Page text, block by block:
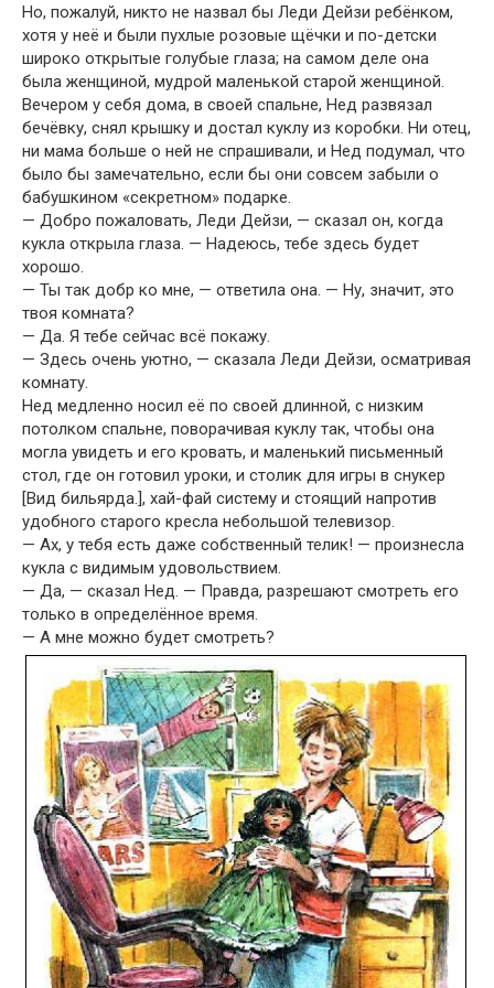
Но, пожалуй, никто не назвал бы Леди Дейзи ребёнком,
хотя у неё и были пухлые розовые щёчки и по-детски
широко открытые голубые глаза; на самом деле она
была женщиной, мудрой маленькой старой женщиной.
Вечером у себя дома, в своей спальне, Нед развязал
бечёвку, снял крышку и достал куклу из коробки. Ни отец,
ни мама больше о ней не спрашивали, и Нед подумал, что
было бы замечательно, если бы они совсем забыли о
бабушкином «секретном» подарке.
— Добро пожаловать, Леди Дейзи, — сказал он, когда
кукла открыла глаза. — Надеюсь, тебе здесь будет
хорошо.
— Ты так добр ко мне, — ответила она. — Ну, значит, это
твоя комната?
— Да. Я тебе сейчас всё покажу.
— Здесь очень уютно, — сказала Леди Дейзи, осматривая
комнату.
Нед медленно носил её по своей длинной, с низким
потолком спальне, поворачивая куклу так, чтобы она
могла увидеть и его кровать, и маленький письменный
стол, где он готовил уроки, и столик для игры в снукер
[Вид бильярда.], хай-фай систему и стоящий напротив
удобного старого кресла небольшой телевизор.
— Ах, у тебя есть даже собственный телик! — произнесла
кукла с видимым удовольствием.
— Да, — сказал Нед. — Правда, разрешают смотреть его
только в определённое время.
— А мне можно будет смотреть?